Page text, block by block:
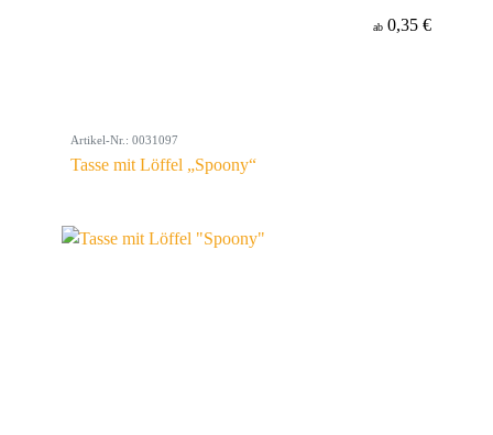
ab 0,35 €
Artikel-Nr.: 0031097
Tasse mit Löffel „Spoony“